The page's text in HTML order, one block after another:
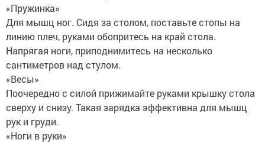
«Пружинка»
Для мышц ног. Сидя за столом, поставьте стопы на
линию плеч, руками обопритесь на край стола.
Напрягая ноги, приподнимитесь на несколько
сантиметров над стулом.
«Весы»
Поочередно с силой прижимайте руками крышку стола
сверху и снизу. Такая зарядка эффективна для мышц
рук и груди.
«Ноги в руки»